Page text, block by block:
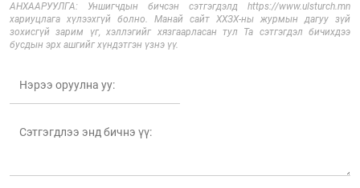
АНХААРУУЛГА: Уншигчдын бичсэн сэтгэгдэлд https://www.ulsturch.mn
хариуцлага хүлээхгүй болно. Манай сайт ХХЗХ-ны журмын дагуу зүй
зохисгүй зарим үг, хэллэгийг хязгаарласан тул Та сэтгэгдэл бичихдээ
бусдын эрх ашгийг хүндэтгэн үзнэ үү.